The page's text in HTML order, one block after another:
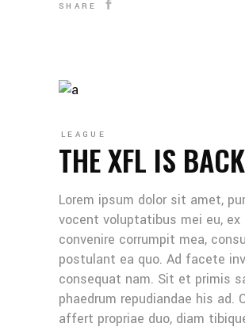
SHARE
LEAGUE
THE XFL IS BACK
Lorem ipsum dolor sit amet,
vocent voluptatibus mei eu, ex
convenire corrumpit mea,
postulant ea quo. Ad facete
consequat nam. Sit et primis
phaedrum repudiandae his ad.
affert propriae duo, diam